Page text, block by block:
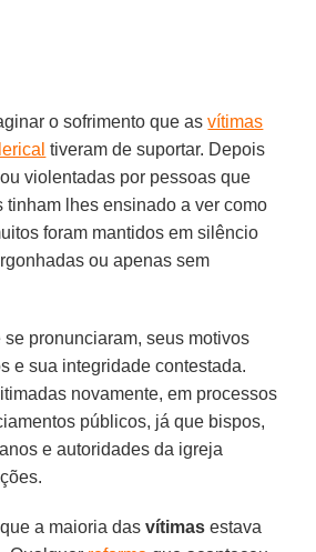
o sofrimento que asvítimas
tiveram de suportar. Depois
violentadas por pessoas que
tinham lhes ensinado a ver como
foram mantidos em silêncio
ou apenas sem
pronunciaram, seus motivos
e sua integridade contestada.
novamente, em processos
públicos, já que bispos,
e autoridades da igreja
a maioria dasvítimas estava